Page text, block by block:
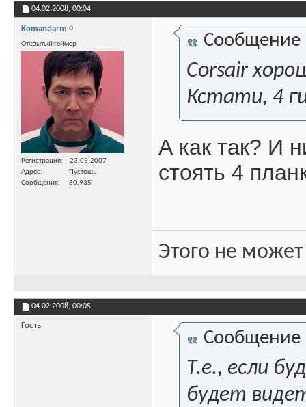
04.02.2008, 00:04
Komandarm
Открытый геймер
Регистрация
23.05.2007
Адрес
Пустошь
Сообщения
80,935
Сообщение
Corsair
Кстати, 4
А как так? И
стоять 4
Этого не
04.02.2008, 00:05
Гость
Сообщение
Т.е., если
будет